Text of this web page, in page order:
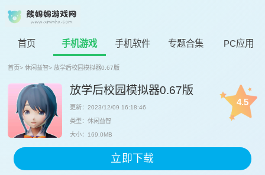
首页 手机游戏 手机软件 专题合集 PC应用
首页> 休闲益智> 放学后校园模拟器0.67版
放学后校园模拟器0.67版
更新：2023/12/09 16:18:46
类型：休闲益智
大小：169.0MB
4.5
立即下载